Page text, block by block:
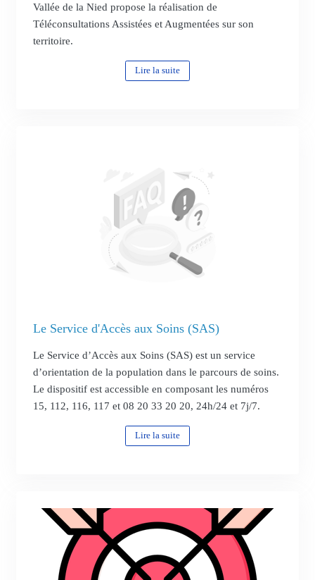
Vallée de la Nied propose la réalisation de
Téléconsultations Assistées et Augmentées sur son
territoire.
Lire la suite
Le Service d'Accès aux Soins (SAS)
Le Service d’Accès aux Soins (SAS) est un service
d’orientation de la population dans le parcours de soins.
Le dispositif est accessible en composant les numéros
15, 112, 116, 117 et 08 20 33 20 20, 24h/24 et 7j/7.
Lire la suite